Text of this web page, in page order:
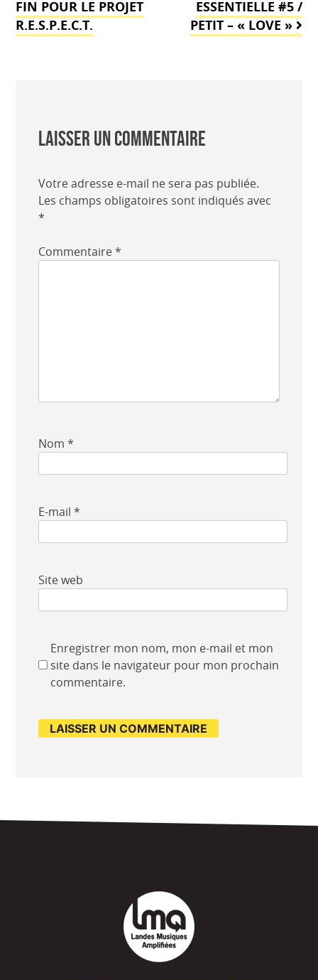
de
l’article
FIN POUR LE PROJET
R.E.S.P.E.C.T.
ESSENTIELLE #5 /
PETIT – « LOVE »
Laisser un commentaire
Votre adresse e-mail ne sera pas publiée.
Les champs obligatoires sont indiqués avec
*
Commentaire*
Nom*
E-mail*
Site web
Enregistrer mon nom, mon e-mail et mon
site dans le navigateur pour mon prochain
commentaire.